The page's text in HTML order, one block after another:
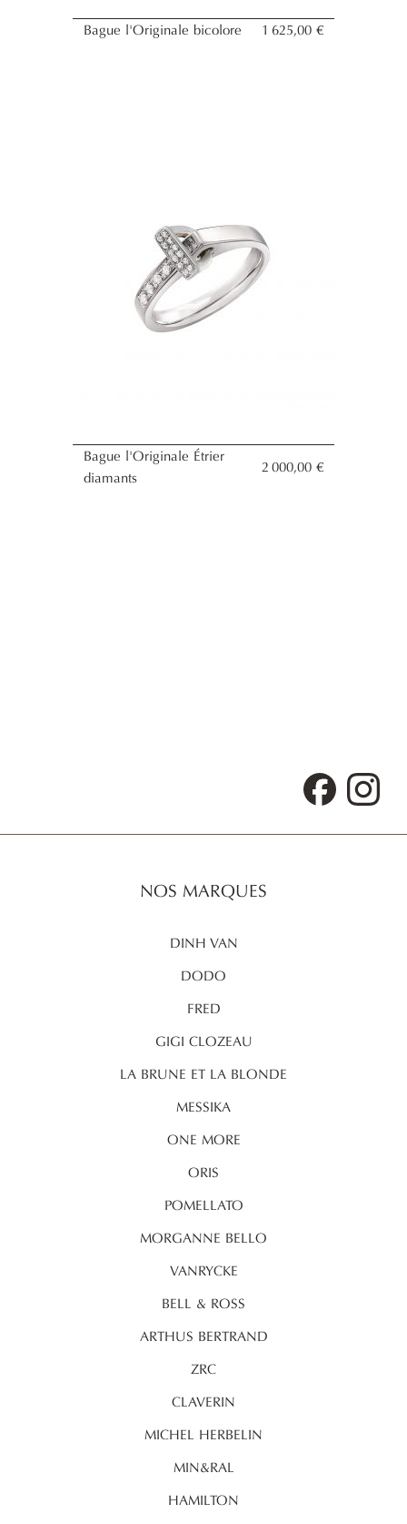
Bague l'Originale bicolore 1 625,00 €
Bague l'Originale Étrier
diamants
2 000,00 €
Facebook
NOS MARQUES
DINH VAN
DODO
FRED
GIGI CLOZEAU
LA BRUNE ET LA BLONDE
MESSIKA
ONE MORE
ORIS
POMELLATO
MORGANNE BELLO
VANRYCKE
BELL & ROSS
ARTHUS BERTRAND
ZRC
CLAVERIN
MICHEL HERBELIN
MIN&RAL
HAMILTON